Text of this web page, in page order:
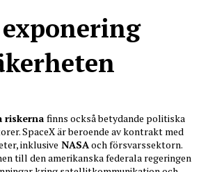
riskerna finns också betydande politiska
SpaceX är beroende av kontrakt med
inklusive NASA och försvarssektorn.
till den amerikanska federala regeringen